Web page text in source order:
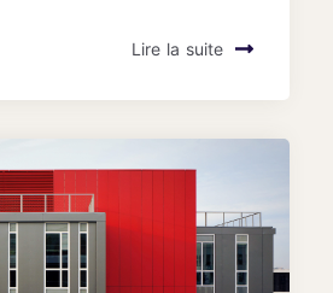
Lire la suite